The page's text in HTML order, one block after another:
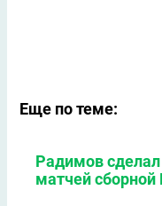
Еще по теме:
Радимов
матчей сборной